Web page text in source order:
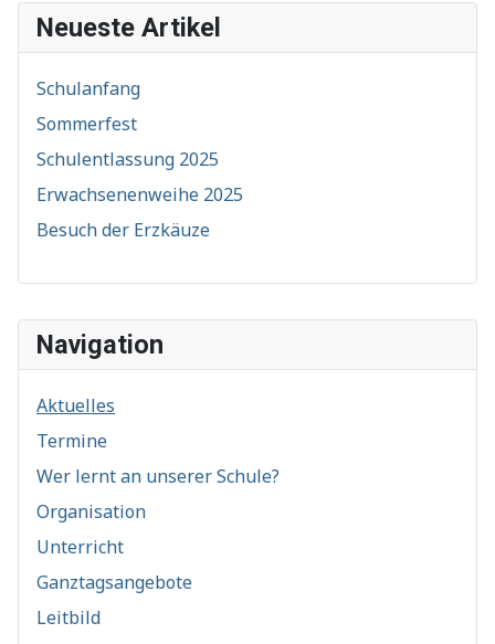
Navigation
Aktuelles
Termine
Wer lernt an unserer Schule?
Organisation
Unterricht
Ganztagsangebote
Leitbild
Neueste Artikel
Schulanfang
Sommerfest
Schulentlassung 2025
Erwachsenenweihe 2025
Besuch der Erzkäuze